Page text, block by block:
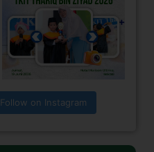
Follow on Instagram